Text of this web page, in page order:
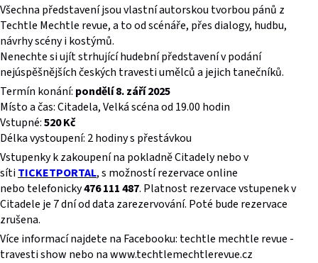
Všechna představení jsou vlastní autorskou tvorbou pánů z
Techtle Mechtle revue, a to od scénáře, přes dialogy, hudbu,
návrhy scény i kostýmů.
Nenechte si ujít strhující hudební představení v podání
nejúspěšnějších českých travesti umělců a jejich tanečníků.
Termín konání: pondělí 8. září 2025
Místo a čas: Citadela, Velká scéna od 19.00 hodin
Vstupné:520 Kč
Délka vystoupení: 2 hodiny s přestávkou
Vstupenky k zakoupení na pokladně Citadely nebo v
sítiTICKETPORTAL, s možností rezervace online
nebo telefonicky476 111 487. Platnost rezervace vstupenek v
Citadele je 7 dní od data zarezervování. Poté bude rezervace
zrušena.
Více informací najdete na Facebooku: techtle mechtle revue -
travesti show nebo na www.techtlemechtlerevue.cz